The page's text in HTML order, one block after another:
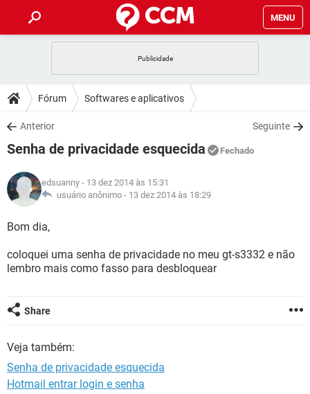
MENU
CELULAR FACEBOOK
OUTLOOK
INSTAGRAM GMAIL
GUIA DE COMPRAS
DICAS
JOGOS WHATSAPP
INSTAGRAM GMAIL
GUIA DE COMPRAS
DOWNLOADS
JOGOS WHATSAPP
CELULAR
OUTLOOK EXCEL
INSTAGRAM
JOGOS WHATSAPP
CELULAR
OUTLOOK
INSTAGRAM GMAIL
GLOSSÁRIO
JOGOS
OUTLOOK EXCEL
GUIA DE COMPRAS
Fórum Softwares e aplicativos
Anterior Seguinte
Senha de privacidade esquecida Fechado
edsuanny - 13 dez 2014 às 15:31
usuário anônimo - 13 dez 2014 às 18:29
Bom dia,
coloquei uma senha de privacidade no meu gt-s3332 e não
lembro mais como fasso para desbloquear
Share
Veja também:
Senha de privacidade esquecida
Hotmail entrar login e senha